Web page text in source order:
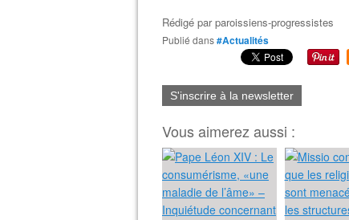
Rédigé parparoissiens-progressistes
Publié dans#Actualités
S'inscrire à la newsletter
Vous aimerez aussi :